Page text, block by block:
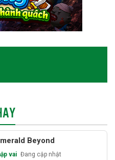
Beyond
vai Đang cập nhật